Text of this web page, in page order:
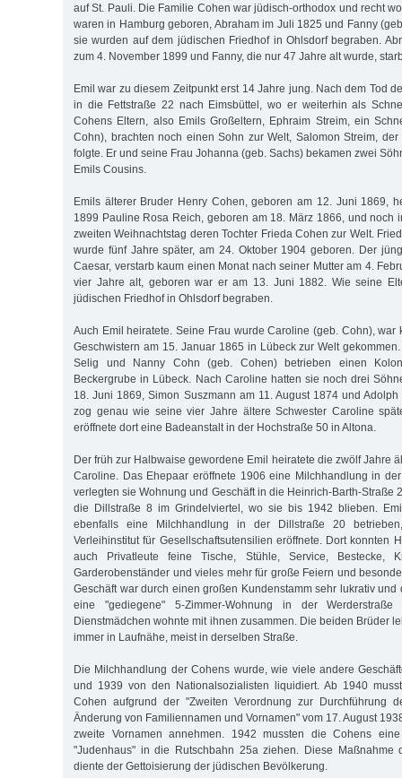
auf St. Pauli. Die Familie Cohen war jüdisch-orthodox und recht
waren in Hamburg geboren, Abraham im Juli 1825 und Fanny
sie wurden auf dem jüdischen Friedhof in Ohlsdorf begraben.
zum 4. November 1899 und Fanny, die nur 47 Jahre alt wurde,
Emil war zu diesem Zeitpunkt erst 14 Jahre jung. Nach dem Tod
in die Fettstraße 22 nach Eimsbüttel, wo er weiterhin als
Cohens Eltern, also Emils Großeltern, Ephraim Streim, ein
Cohn), brachten noch einen Sohn zur Welt, Salomon Streim, der
folgte. Er und seine Frau Johanna (geb. Sachs) bekamen zwei
Emils Cousins.
Emils älterer Bruder Henry Cohen, geboren am 12. Juni 1869,
1899 Pauline Rosa Reich, geboren am 18. März 1866, und noch
zweiten Weihnachtstag deren Tochter Frieda Cohen zur Welt.
wurde fünf Jahre später, am 24. Oktober 1904 geboren. Der
Caesar, verstarb kaum einen Monat nach seiner Mutter am 4.
vier Jahre alt, geboren war er am 13. Juni 1882. Wie seine
jüdischen Friedhof in Ohlsdorf begraben.
Auch Emil heiratete. Seine Frau wurde Caroline (geb. Cohn), war
Geschwistern am 15. Januar 1865 in Lübeck zur Welt
Selig und Nanny Cohn (geb. Cohen) betrieben einen
Beckergrube in Lübeck. Nach Caroline hatten sie noch drei
18. Juni 1869, Simon Suszmann am 11. August 1874 und
zog genau wie seine vier Jahre ältere Schwester Caroline
eröffnete dort eine Badeanstalt in der Hochstraße 50 in Altona.
Der früh zur Halbwaise gewordene Emil heiratete die zwölf Jahre
Caroline. Das Ehepaar eröffnete 1906 eine Milchhandlung in
verlegten sie Wohnung und Geschäft in die Heinrich-Barth-Straße
die Dillstraße 8 im Grindelviertel, wo sie bis 1942 blieben.
ebenfalls eine Milchhandlung in der Dillstraße 20
Verleihinstitut für Gesellschaftsutensilien eröffnete. Dort konnten
auch Privatleute feine Tische, Stühle, Service, Bestecke,
Garderobenständer und vieles mehr für große Feiern und
Geschäft war durch einen großen Kundenstamm sehr lukrativ und
eine "gediegene" 5-Zimmer-Wohnung in der
Dienstmädchen wohnte mit ihnen zusammen. Die beiden Brüder
immer in Laufnähe, meist in derselben Straße.
Die Milchhandlung der Cohens wurde, wie viele andere
und 1939 von den Nationalsozialisten liquidiert. Ab 1940
Cohen aufgrund der "Zweiten Verordnung zur Durchführung
Änderung von Familiennamen und Vornamen" vom 17. August
zweite Vornamen annehmen. 1942 mussten die Cohens
"Judenhaus" in die Rutschbahn 25a ziehen. Diese Maßnahme
diente der Gettoisierung der jüdischen Bevölkerung.